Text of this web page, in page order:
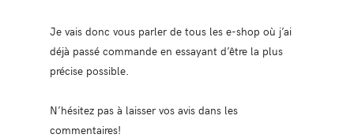
Je vais donc vous parler de tous les e-shop où j’ai
déjà passé commande en essayant d’être la plus
précise possible.
N’hésitez pas à laisser vos avis dans les
commentaires!